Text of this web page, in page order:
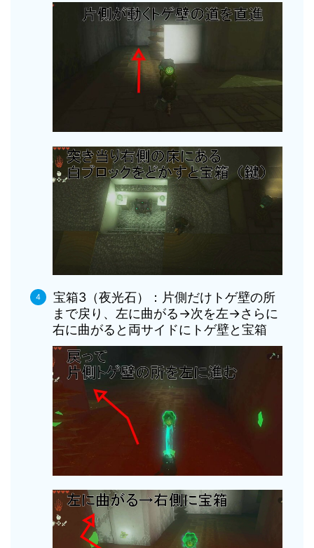
宝箱3（夜光石）：片側だけトゲ壁の所
まで戻り、左に曲がる→次を左→さらに
右に曲がると両サイドにトゲ壁と宝箱